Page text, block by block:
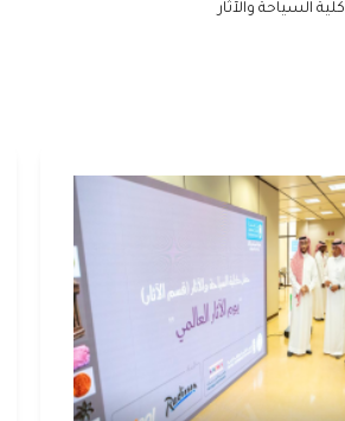
كلية السياحة والآثار